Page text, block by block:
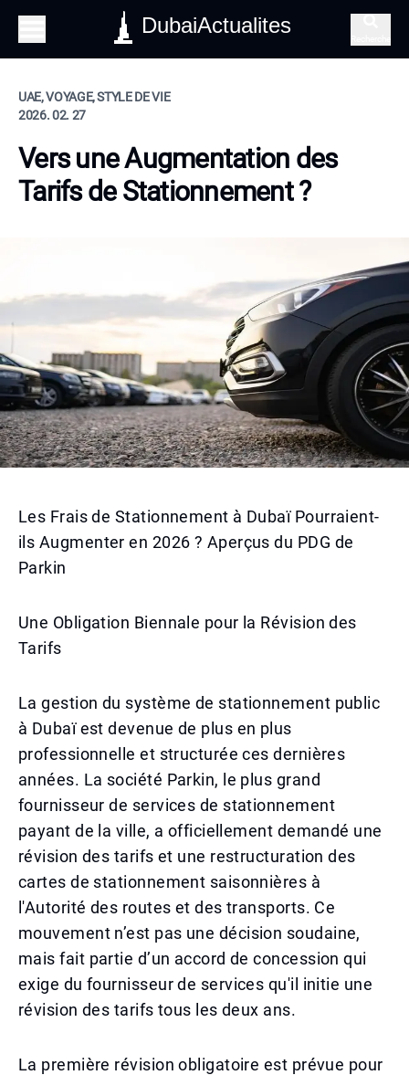
DubaiActualites
UAE, VOYAGE, STYLE DE VIE
2026. 02. 27
Vers une Augmentation des
Tarifs de Stationnement ?
Les Frais de Stationnement à Dubaï Pourraient-
ils Augmenter en 2026 ? Aperçus du PDG de
Parkin
Une Obligation Biennale pour la Révision des
Tarifs
La gestion du système de stationnement public
à Dubaï est devenue de plus en plus
professionnelle et structurée ces dernières
années. La société Parkin, le plus grand
fournisseur de services de stationnement
payant de la ville, a officiellement demandé une
révision des tarifs et une restructuration des
cartes de stationnement saisonnières à
l'Autorité des routes et des transports. Ce
mouvement n’est pas une décision soudaine,
mais fait partie d’un accord de concession qui
exige du fournisseur de services qu'il initie une
révision des tarifs tous les deux ans.
La première révision obligatoire est prévue pour